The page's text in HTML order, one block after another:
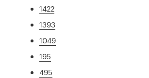
1422
1393
1049
195
495